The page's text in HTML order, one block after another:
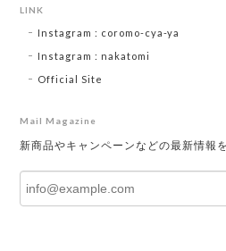
LINK
Instagram : coromo-cya-ya
Instagram : nakatomi
Official Site
Mail Magazine
新商品やキャンペーンなどの最新情報